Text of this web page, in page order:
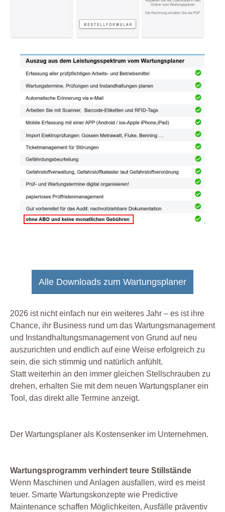
Alle Downloads zum Wartungsplaner
2026 ist nicht einfach nur ein weiteres Jahr – es ist ihre
Chance, ihr Business rund um das Wartungsmanagement
und Instandhaltungsmanagement von Grund auf neu
auszurichten und endlich auf eine Weise erfolgreich zu
sein, die sich stimmig und natürlich anfühlt.
Statt weiterhin an den immer gleichen Stellschrauben zu
drehen, erhalten Sie mit dem neuen Wartungsplaner ein
Tool, das direkt alle Termine anzeigt.
Der Wartungsplaner als Kostensenker im Unternehmen.
Wartungsprogramm verhindert teure Stillstände
Wenn Maschinen und Anlagen ausfallen, wird es meist
teuer. Smarte Wartungskonzepte wie Predictive
Maintenance schaffen Möglichkeiten, Ausfälle präventiv